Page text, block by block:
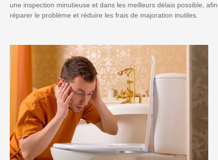
une inspection minutieuse et dans les meilleurs délais possible, afin
réparer le problème et réduire les frais de majoration inutiles.